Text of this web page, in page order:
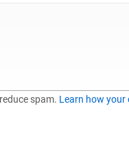
spam. Learn how your